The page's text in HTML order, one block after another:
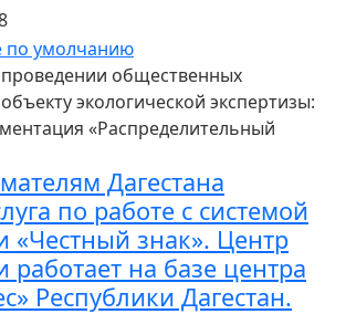
общественных
экологической экспертизы:
«Распределительный
Дагестана
по работе с системой
«Честный знак». Центр
работает на базе центра
Республики Дагестан.